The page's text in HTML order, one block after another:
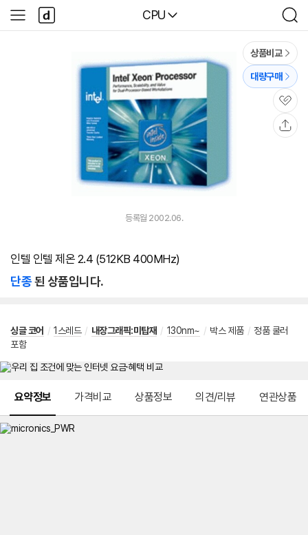
다나와
CPU
검
색
사
이
다
나
와
상품비교
대량구매
관
심
등록월 2002.06.
인텔 인텔 제온 2.4 (512KB 400MHz)
단종된 상품입니다.
싱글 코어 / 1스레드 / 내장그래픽:미탑재 / 130nm~ / 박스 제품 / 정품 쿨러
포함
요약정보 가격비교 상품정보 의견/리뷰 연관상품